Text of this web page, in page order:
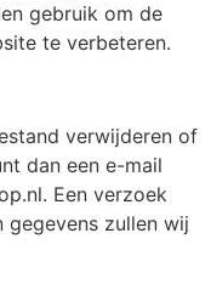
gebruik om de
te verbeteren.
verwijderen of
dan een e-mail
Een verzoek
zullen wij